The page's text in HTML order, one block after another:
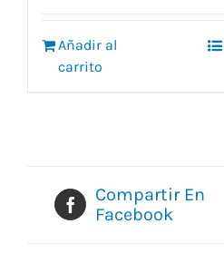
era:
15,29 €.
Añadir al
carrito
Compartir En
Facebook